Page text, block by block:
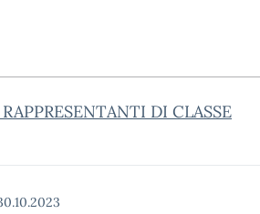
DI CLASSE